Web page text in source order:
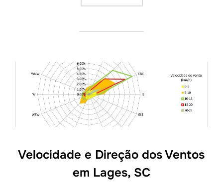
Velocidade e Direção dos Ventos
em Lages, SC